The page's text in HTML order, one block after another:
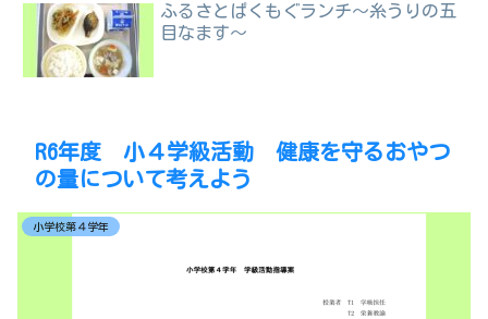
ふるさとぱくもぐランチ～糸うりの五
目なます～
R6年度 小４学級活動 健康を守るおやつ
の量について考えよう
小学校第４学年